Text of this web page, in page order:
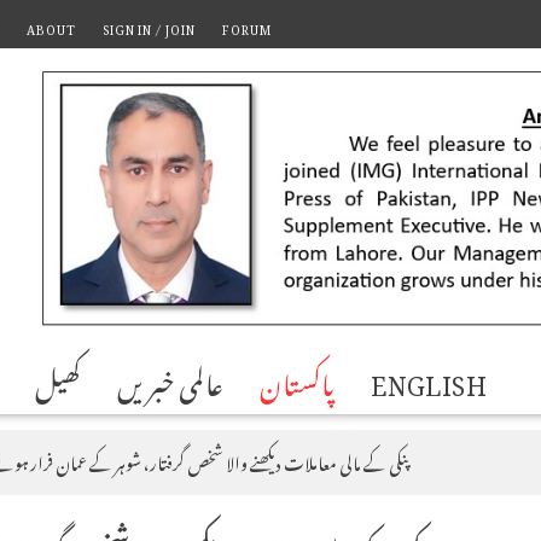
ABOUT SIGN IN / JOIN FORUM
کھیل عالمی خبریں پاکستان ENGLISH
پنکی کے مالی معاملات دیکھنے والا شخص گرفتار، شوہر کے عمان فرار